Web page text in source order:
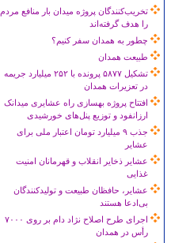
تخریب‌کنندگان پروژه میدان بار منافع مردم
را هدف گرفته‌اند
چطور به همدان سفر کنیم؟
طبیعت همدان
تشکیل ۵۸۷۷ پرونده با ۲۵۲ میلیارد جریمه
در تعزیرات همدان
افتتاح پروژه بهسازی راه عشایری میدانک
ارزانفود و توزیع پنل‌های خورشیدی
جذب ۹ میلیارد تومان اعتبار ملی برای
عشایر
عشایر ذخایر انقلاب و قهرمانان امنیت
غذایی
عشایر، حافظان طبیعت و تولیدکنندگان
بی‌ادعا هستند
اجرای طرح اصلاح نژاد دام بر روی ۷۰۰۰
رأس در همدان